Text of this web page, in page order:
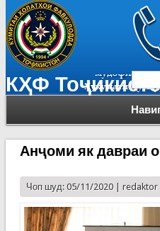
КҲФ
Анҷоми як давраи
Чоп шуд: 05/11/2020 | redaktor